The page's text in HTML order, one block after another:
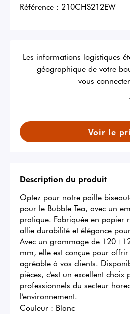
Référence : 210CHS212EW
Les informations logistiques
géographique de votre
vous
Voir le
Description du produit
Optez pour notre paille
pour le Bubble Tea, avec un
pratique. Fabriquée en papier
allie durabilité et élégance
Avec un grammage de
mm, elle est conçue pour offrir
agréable à vos clients.
pièces, c'est un excellent choix
professionnels du secteur
l'environnement.
Couleur : Blanc